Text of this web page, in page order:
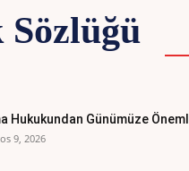
Hukukundan Günümüze
9, 2026